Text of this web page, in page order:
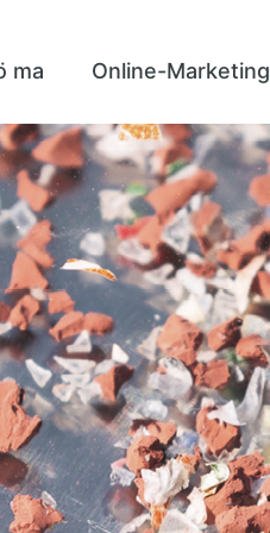
ma Online-Marketing